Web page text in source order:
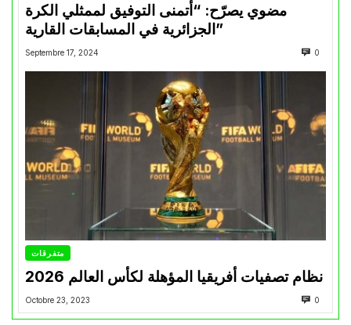
مضوي يصرّح: “أتمنى التوفيق لممثلي الكرة
الجزائرية في المسابقات القارية”
Septembre 17, 2024 0
متفرقات
نظام تصفيات أفريقيا المؤهلة لكأس العالم 2026
Octobre 23, 2023 0